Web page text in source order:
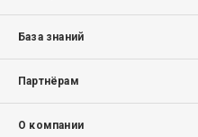
База знаний
Партнёрам
О компании